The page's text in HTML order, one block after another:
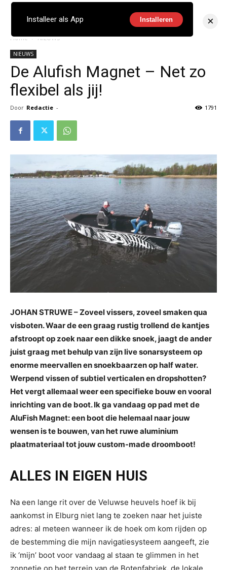
Home NIEUWS
NIEUWS
De Alufish Magnet – Net zo
flexibel als jij!
Door Redactie - 1791
JOHAN STRUWE – Zoveel vissers, zoveel smaken qua
visboten. Waar de een graag rustig trollend de kantjes
afstroopt op zoek naar een dikke snoek, jaagt de ander
juist graag met behulp van zijn live sonarsysteem op
enorme meervallen en snoekbaarzen op half water.
Werpend vissen of subtiel verticalen en dropshotten?
Het vergt allemaal weer een specifieke bouw en vooral
inrichting van de boot. Ik ga vandaag op pad met de
AluFish Magnet: een boot die helemaal naar jouw
wensen is te bouwen, van het ruwe aluminium
plaatmateriaal tot jouw custom-made droomboot!
ALLES IN EIGEN HUIS
Na een lange rit over de Veluwse heuvels hoef ik bij
aankomst in Elburg niet lang te zoeken naar het juiste
adres: al meteen wanneer ik de hoek om kom rijden op
de bestemming die mijn navigatiesysteem aangeeft, zie
ik ‘mijn’ boot voor vandaag al staan te glimmen in het
Installeer als App Installeren ×